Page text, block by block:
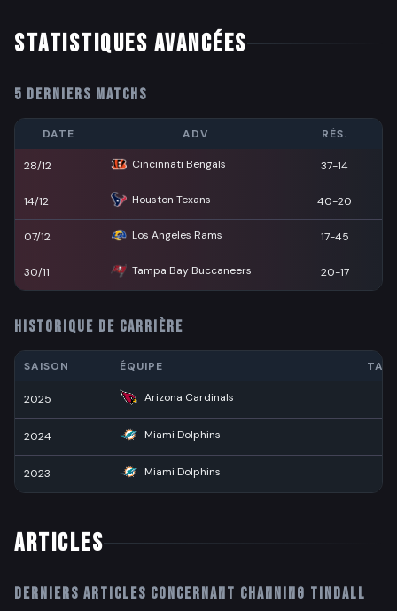
STATISTIQUES AVANCÉES
5 DERNIERS MATCHS
DATE ADV RÉS.
28/12 Cincinnati Bengals 37-14
14/12 Houston Texans 40-20
07/12 Los Angeles Rams 17-45
30/11 Tampa Bay Buccaneers 20-17
HISTORIQUE DE CARRIÈRE
SAISON ÉQUIPE
2025 Arizona Cardinals
2024 Miami Dolphins
2023 Miami Dolphins
ARTICLES
Derniers articles concernant Channing Tindall